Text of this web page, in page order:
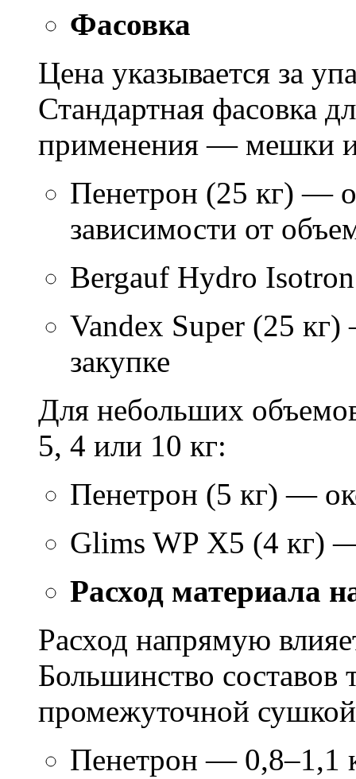
Фасовка
Цена указывается за
Стандартная фасовка
применения — мешки
Пенетрон (25 кг) —
зависимости от
Bergauf Hydro
Vandex Super (25
закупке
Для небольших
5, 4 или 10 кг:
Пенетрон (5 кг) —
Glims WP X5 (4 кг)
Расход материала
Расход напрямую
Большинство составов
промежуточной
Пенетрон — 0,8–1,1